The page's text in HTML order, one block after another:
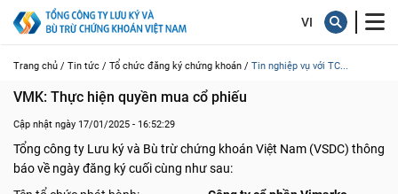
Trang chủ / Tin tức / Tổ chức đăng ký chứng khoán / Tin nghiệp vụ với TC...
VMK: Thực hiện quyền mua cổ phiếu
Cập nhật ngày 17/01/2025 - 16:52:29
Tổng công ty Lưu ký và Bù trừ chứng khoán Việt Nam (VSDC) thông
báo về ngày đăng ký cuối cùng như sau: